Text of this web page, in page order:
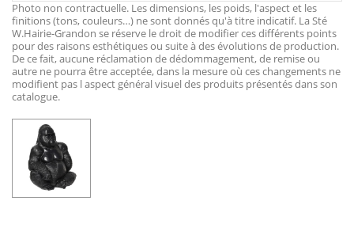
Photo non contractuelle. Les dimensions, les poids, l'aspect et les
finitions (tons, couleurs…) ne sont donnés qu'à titre indicatif. La Sté
W.Hairie-Grandon se réserve le droit de modifier ces différents points
pour des raisons esthétiques ou suite à des évolutions de production.
De ce fait, aucune réclamation de dédommagement, de remise ou
autre ne pourra être acceptée, dans la mesure où ces changements ne
modifient pas l aspect général visuel des produits présentés dans son
catalogue.